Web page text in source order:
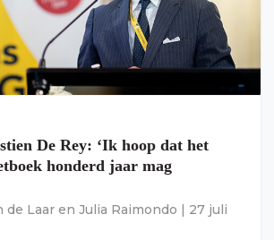
De Rey: ‘Ik hoop dat het
honderd jaar mag
de Laar en Julia Raimondo
27 juli